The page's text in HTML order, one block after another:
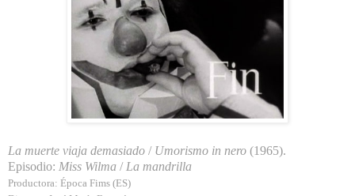
La muerte viaja demasiado / Umorismo in nero (1965).
Episodio: Miss Wilma / La mandrilla
Productora: Época Fims (ES)